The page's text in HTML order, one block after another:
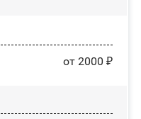
от 2000 ₽